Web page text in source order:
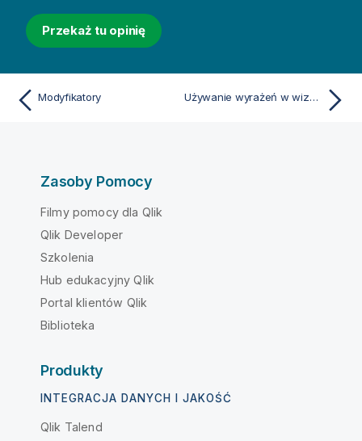
Przekaż tu opinię
Modyfikatory Używanie wyrażeń w wizualizacjach
Zasoby Pomocy
Filmy pomocy dla Qlik
Qlik Developer
Szkolenia
Hub edukacyjny Qlik
Portal klientów Qlik
Biblioteka
Produkty
INTEGRACJA DANYCH I JAKOŚĆ
Qlik Talend